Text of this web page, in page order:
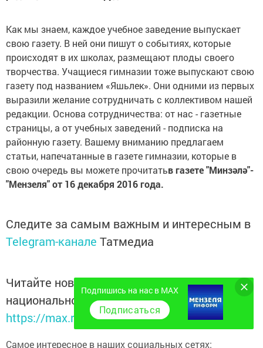
Как мы знаем, каждое учебное заведение выпускает
свою газету. В ней они пишут о событиях, которые
происходят в их школах, размещают плоды своего
творчества. Учащиеся гимназии тоже выпускают свою
газету под названием «Яшьлек». Они одними из первых
выразили желание сотрудничать с коллективом нашей
редакции. Основа сотрудничества: от нас - газетные
страницы, а от учебных заведений - подписка на
районную газету. Вашему вниманию предлагаем
статьи, напечатанные в газете гимназии, которые в
свою очередь вы можете прочитатьв газете "Минзәлә"-
"Мензеля" от 16 декабря 2016 года.
Следите за самым важным и интересным в
Telegram-канале Татмедиа
Читайте новости Татарстана в
национальном мессенджере MАХ:
https://max.ru/tatmedia
Самое интересное в наших социальных сетях:
Подпишись на нас в MAX
Подписаться